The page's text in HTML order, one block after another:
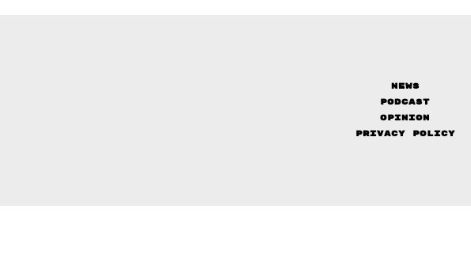
News
Podcast
Opinion
Privacy Policy